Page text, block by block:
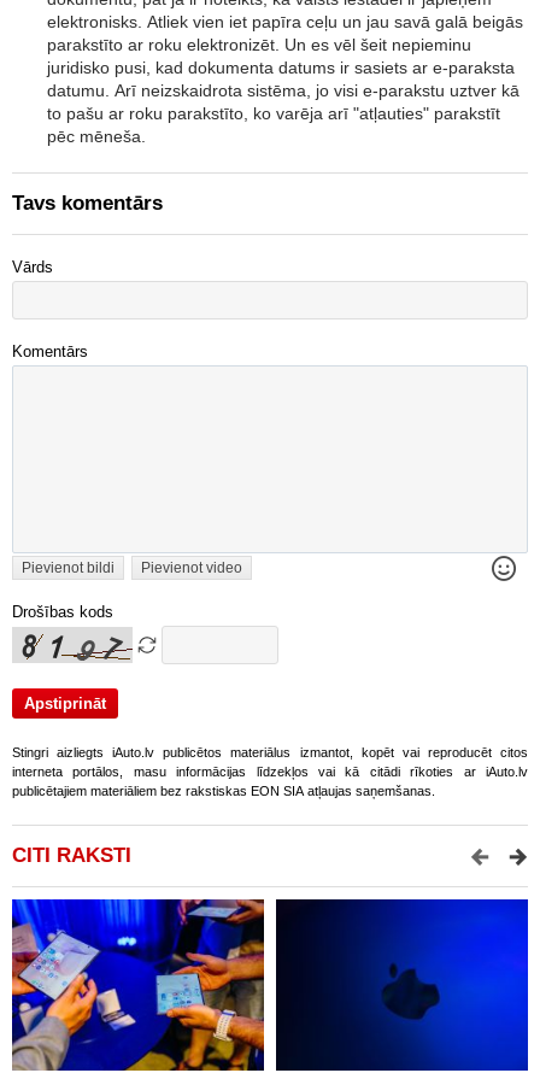
elektronisks. Atliek vien iet papīra ceļu un jau savā galā beigās
parakstīto ar roku elektronizēt. Un es vēl šeit nepieminu
juridisko pusi, kad dokumenta datums ir sasiets ar e-paraksta
datumu. Arī neizskaidrota sistēma, jo visi e-parakstu uztver kā
to pašu ar roku parakstīto, ko varēja arī "atļauties" parakstīt
pēc mēneša.
Tavs komentārs
Vārds
Komentārs
Pievienot bildi Pievienot video
Drošības kods
Stingri aizliegts iAuto.lv publicētos materiālus izmantot, kopēt vai reproducēt citos
interneta portālos, masu informācijas līdzekļos vai kā citādi rīkoties ar iAuto.lv
publicētajiem materiāliem bez rakstiskas EON SIA atļaujas saņemšanas.
CITI RAKSTI